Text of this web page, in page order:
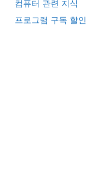
컴퓨터 관련 지식
프로그램 구독 할인